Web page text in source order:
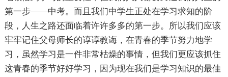
第一步——中考。而且我们中学生正处在学习求知的阶
段，人生之路还面临着许许多多的第一步。所以我们应该
牢牢记住父母师长的谆谆教诲，在青春的季节努力地学
习，虽然学习是一件非常枯燥的事情，但我们更应该抓住
这青春的季节好好学习，因为现在我们是学习知识的最佳